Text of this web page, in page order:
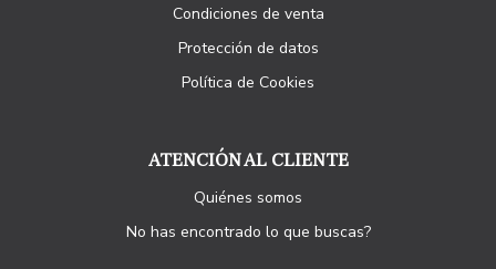
Condiciones de venta
Protección de datos
Política de Cookies
ATENCIÓN AL CLIENTE
Quiénes somos
No has encontrado lo que buscas?